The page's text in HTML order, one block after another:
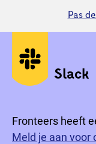
Pas
Sociale media
Slack
Fronteers heeft
Meld je aan voor